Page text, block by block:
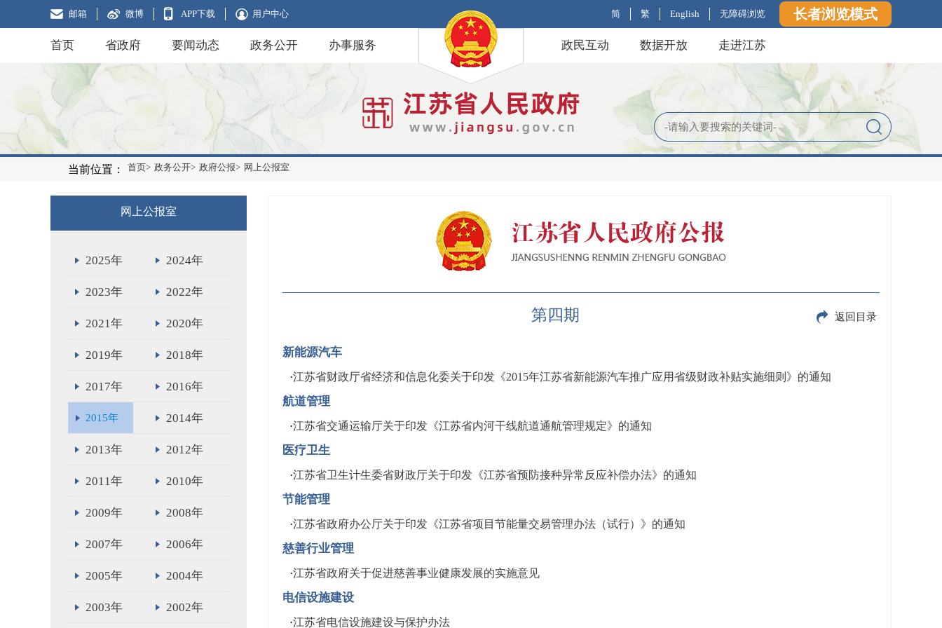
邮箱 微博 APP下载 用户中心 简 繁 English 无障碍浏览 长者浏览模式
首页 省政府 要闻动态 政务公开 办事服务 政民互动 数据开放 走进江苏
当前位置： 首页> 政务公开> 政府公报> 网上公报室
网上公报室
2025年 2024年
2023年 2022年
2021年 2020年
2019年 2018年
2017年 2016年
2015年 2014年
2013年 2012年
2011年 2010年
2009年 2008年
2007年 2006年
2005年 2004年
2003年 2002年
第四期 返回目录
新能源汽车
·江苏省财政厅省经济和信息化委关于印发《2015年江苏省新能源汽车推广应用省级财政补贴实施细则》的通知
航道管理
·江苏省交通运输厅关于印发《江苏省内河干线航道通航管理规定》的通知
医疗卫生
·江苏省卫生计生委省财政厅关于印发《江苏省预防接种异常反应补偿办法》的通知
节能管理
·江苏省政府办公厅关于印发《江苏省项目节能量交易管理办法（试行）》的通知
慈善行业管理
·江苏省政府关于促进慈善事业健康发展的实施意见
电信设施建设
·江苏省电信设施建设与保护办法